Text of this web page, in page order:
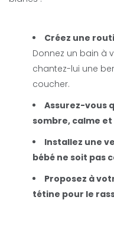
Créez une
Donnez un bain à
chantez-lui une
coucher.
Assurez-vous
sombre, calme
Installez une
bébé ne soit pas
Proposez à
tétine pour le